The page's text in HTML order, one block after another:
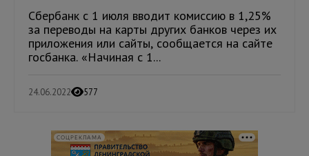
Сбербанк с 1 июля вводит комиссию в 1,25%
за переводы на карты других банков через их
приложения или сайты, сообщается на сайте
госбанка. «Начиная с 1...
24.06.2022 577
СОЦРЕКЛАМА